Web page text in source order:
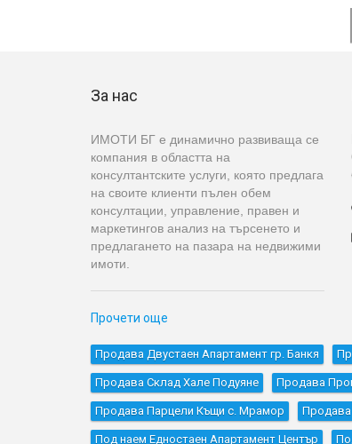
За нас
ИМОТИ БГ е динамично развиваща се
компания в областта на
консултантските услуги, която предлага
на своите клиенти пълен обем
консултации, управление, правен и
маркетингов анализ на търсенето и
предлагането на пазара на недвижими
имоти.
Прочети още
Продава Двустаен Апартамент гр. Банкя
Продава Склад Хале Подуяне Продава
Продава Парцели Къщи с. Мрамор Продава
Под наем Едностаен Апартамент Център